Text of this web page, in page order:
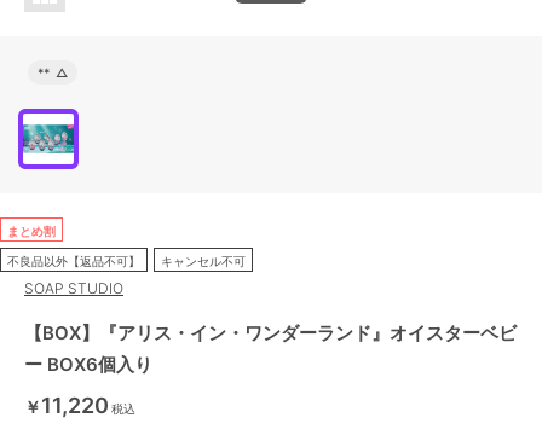
** △
まとめ割
不良品以外【返品不可】 キャンセル不可
SOAP STUDIO
【BOX】『アリス・イン・ワンダーランド』オイスターベビ
ー BOX6個入り
￥11,220 税込